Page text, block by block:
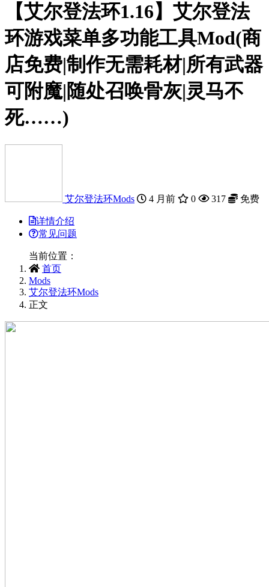
【艾尔登法环1.16】艾尔登法
环游戏菜单多功能工具Mod(商
店免费|制作无需耗材|所有武器
可附魔|随处召唤骨灰|灵马不
死……)
艾尔登法环Mods 4 月前 0 317 免费
详情介绍
常见问题
当前位置：
首页
Mods
艾尔登法环Mods
正文